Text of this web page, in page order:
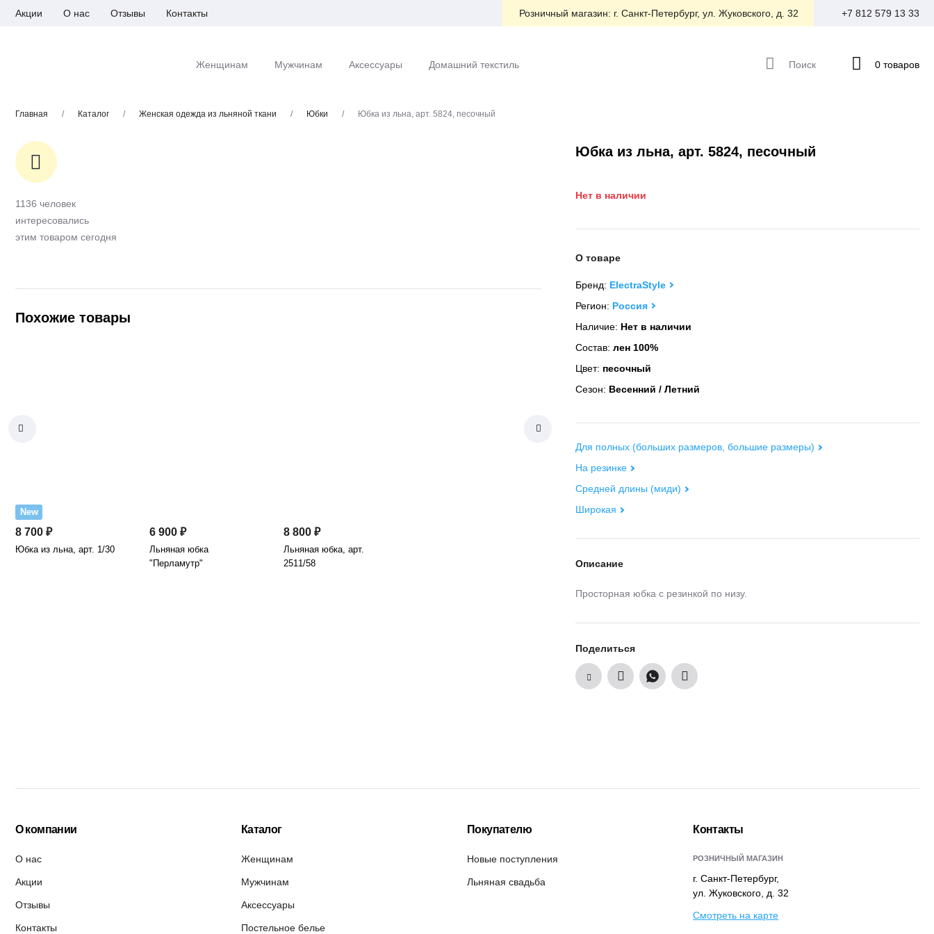
Акции О нас Отзывы Контакты Розничный магазин: г. Санкт-Петербург, ул. Жуковского, д. 32 +7 812 579 13 33
Женщинам Мужчинам Аксессуары Домашний текстиль Поиск 0 товаров
Главная / Каталог / Женская одежда из льняной ткани / Юбки / Юбка из льна, арт. 5824, песочный
Юбка из льна, арт. 5824, песочный
Нет в наличии
О товаре
Бренд: ElectraStyle
Регион: Россия
Наличие: Нет в наличии
Состав: лен 100%
Цвет: песочный
Сезон: Весенний / Летний
Для полных (больших размеров, большие размеры)
На резинке
Средней длины (миди)
Широкая
Описание
Просторная юбка с резинкой по низу.
Поделиться
1136 человек
интересовались
этим товаром сегодня
Похожие товары
New
8 700 ₽
Юбка из льна, арт. 1/30
6 900 ₽
Льняная юбка
"Перламутр"
8 800 ₽
Льняная юбка, арт.
2511/58
О компании
О нас
Акции
Отзывы
Контакты
Каталог
Женщинам
Мужчинам
Аксессуары
Постельное белье
Покупателю
Новые поступления
Льняная свадьба
Контакты
РОЗНИЧНЫЙ МАГАЗИН
г. Санкт-Петербург,
ул. Жуковского, д. 32
Смотреть на карте